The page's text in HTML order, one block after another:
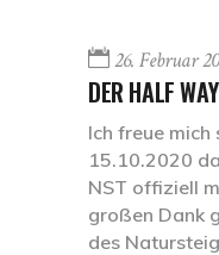
26. Februar
DER HALF
Ich freue mich
15.10.2020
NST offiziell
großen Dank
des